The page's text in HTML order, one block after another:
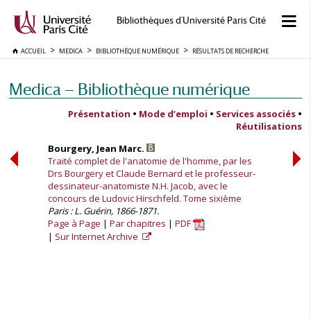
Bibliothèques d'Université Paris Cité
ACCUEIL MEDICA BIBLIOTHÈQUE NUMÉRIQUE RÉSULTATS DE RECHERCHE
Medica — Bibliothèque numérique
Présentation • Mode d’emploi • Services associés •
Réutilisations
Bourgery, Jean Marc.
Traité complet de l'anatomie de l'homme, par les
Drs Bourgery et Claude Bernard et le professeur-
dessinateur-anatomiste N.H. Jacob, avec le
concours de Ludovic Hirschfeld. Tome sixième
Paris : L. Guérin, 1866-1871.
Page à Page
Par chapitres
PDF
Sur Internet Archive